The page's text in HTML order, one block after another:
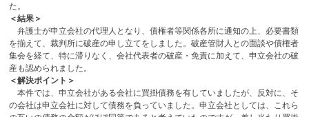
た。
＜結果＞
弁護士が申立会社の代理人となり、債権者等関係各所に通知の上、必要書類
を揃えて、裁判所に破産の申し立てをしました。破産管財人との面談や債権者
集会を経て、特に滞りなく、会社代表者の破産・免責に加えて、申立会社の破
産も認められました。
＜解決ポイント＞
本件では、申立会社がある会社に買掛債務を有していましたが、反対に、そ
の会社は申立会社に対して債務を負っていました。申立会社としては、これら